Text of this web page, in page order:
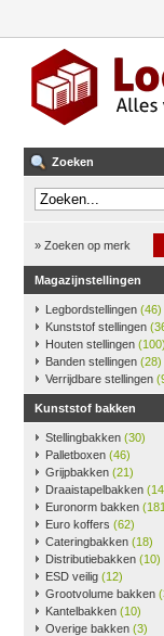
Zoeken
» Zoeken op merk
Magazijnstellingen
Legbordstellingen (46)
Kunststof stellingen
Houten stellingen (100)
Banden stellingen (28)
Verrijdbare stellingen
Kunststof bakken
Stellingbakken (30)
Palletboxen (46)
Grijpbakken (21)
Draaistapelbakken
Euronorm bakken
Euro koffers (62)
Cateringbakken (18)
Distributiebakken (10)
ESD veilig (12)
Grootvolume bakken
Kantelbakken (10)
Overige bakken (3)